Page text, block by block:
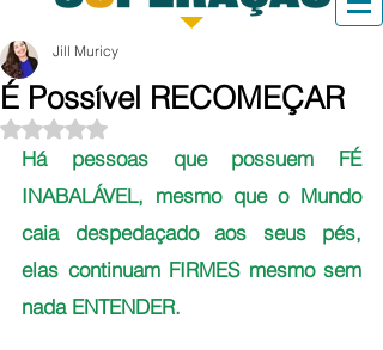
É Possível RECOMEÇAR
Jill Muricy
Avaliado com NaN de 5 estrelas.
Há pessoas que possuem FÉ
INABALÁVEL, mesmo que o Mundo
caia despedaçado aos seus pés,
elas continuam FIRMES mesmo sem
nada ENTENDER.